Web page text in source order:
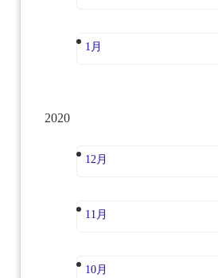
1月
2020
12月
11月
10月